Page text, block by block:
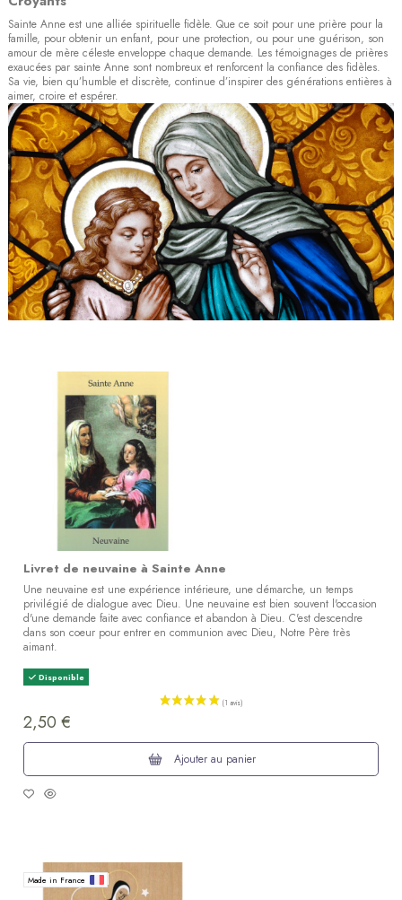
Sainte Anne est une alliée spirituelle fidèle. Que ce soit pour une prière pour la
famille, pour obtenir un enfant, pour une protection, ou pour une guérison, son
amour de mère céleste enveloppe chaque demande. Les témoignages de prières
exaucées par sainte Anne sont nombreux et renforcent la confiance des fidèles.
Sa vie, bien qu’humble et discrète, continue d’inspirer des générations entières à
aimer, croire et espérer.
Livret de neuvaine à Sainte Anne
Une neuvaine est une expérience intérieure, une démarche, un temps
privilégié de dialogue avec Dieu. Une neuvaine est bien souvent l'occasion
d'une demande faite avec confiance et abandon à Dieu. C'est descendre
dans son coeur pour entrer en communion avec Dieu, Notre Père très
aimant.
Disponible
2,50 €
Ajouter au panier
Made in France